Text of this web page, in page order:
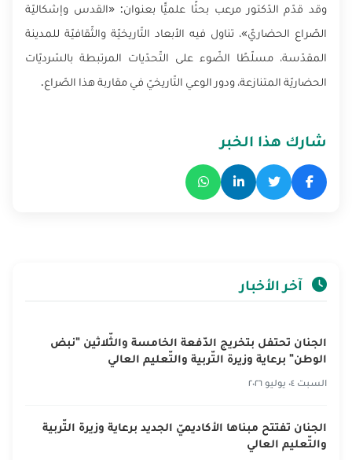
وقد قدّم الدّكتور مرعب بحثًا علميًّا بعنوان: «القدس وإشكاليّة
الصّراع الحضاريّ»، تناول فيه الأبعاد التّاريخيّة والثّقافيّة للمدينة
المقدّسة، مسلّطًا الضّوء على التّحدّيات المرتبطة بالسّرديّات
الحضاريّة المتنازعة، ودور الوعي التّاريخيّ في مقاربة هذا الصّراع.
شارك هذا الخبر
آخر الأخبار
الجنان تحتفل بتخريج الدّفعة الخامسة والثّلاثين "نبض
الوطن" برعاية وزيرة التّربية والتّعليم العالي
السبت ٠٤ يوليو ٢٠٢٦
الجنان تفتتح مبناها الأكاديميّ الجديد برعاية وزيرة التّربية
والتّعليم العالي